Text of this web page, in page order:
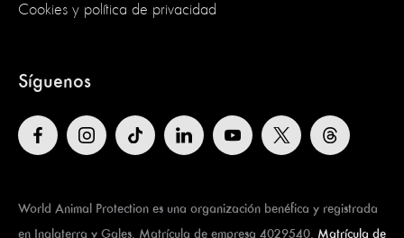
Cookies y política de privacidad
Síguenos
World Animal Protection es una organización benéfica y registrada
en Inglaterra y Gales. Matrícula de empresa 4029540. Matrícula de